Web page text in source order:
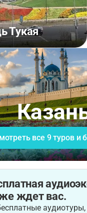
Тукая
все 9 туров и
ждет вас.